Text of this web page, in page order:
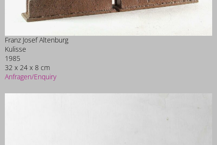
Franz Josef Altenburg
Kulisse
1985
32 x 24 x 8 cm
Anfragen/Enquiry